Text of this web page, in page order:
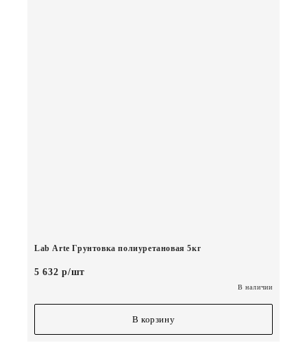
Lab Arte Грунтовка полиуретановая 5кг
5 632 р/шт
В наличии
В корзину